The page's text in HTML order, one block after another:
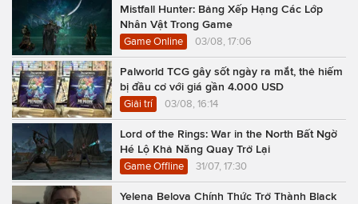
Mistfall Hunter: Bảng Xếp Hạng Các Lớp
Nhân Vật Trong Game
Game Online 03/08, 17:06
Palworld TCG gây sốt ngày ra mắt, thẻ hiếm
bị đầu cơ với giá gần 4.000 USD
Giải trí 03/08, 16:14
Lord of the Rings: War in the North Bất Ngờ
Hé Lộ Khả Năng Quay Trở Lại
Game Offline 31/07, 17:30
Yelena Belova Chính Thức Trở Thành Black